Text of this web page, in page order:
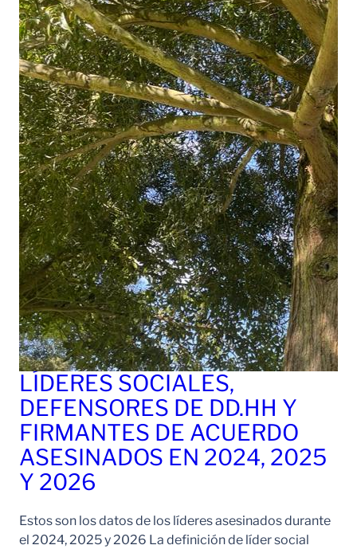
LÍDERES SOCIALES,
DEFENSORES DE DD.HH Y
FIRMANTES DE ACUERDO
ASESINADOS EN 2024, 2025
Y 2026
Estos son los datos de los líderes asesinados durante
el 2024, 2025 y 2026 La definición de líder social